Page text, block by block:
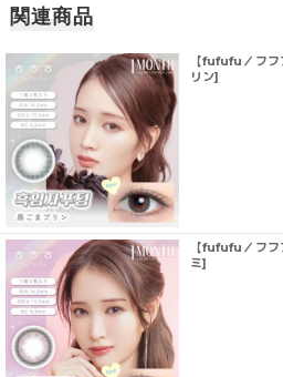
関連商品
【fufufu／フフ
リン]
【fufufu／フフ
ミ]